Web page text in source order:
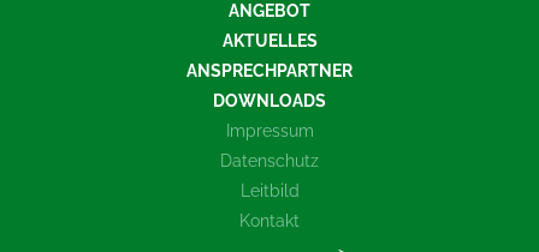
ANGEBOT
AKTUELLES
ANSPRECHPARTNER
DOWNLOADS
Impressum
Datenschutz
Leitbild
Kontakt